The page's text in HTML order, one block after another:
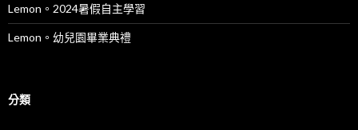
Lemon。2024暑假自主學習
Lemon。幼兒園畢業典禮
分類